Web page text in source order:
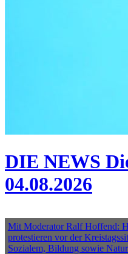
DIE NEWS
04.08.2026
Mit Moderator Ralf Hoffend:
protestieren vor der
Sozialem, Bildung sowie